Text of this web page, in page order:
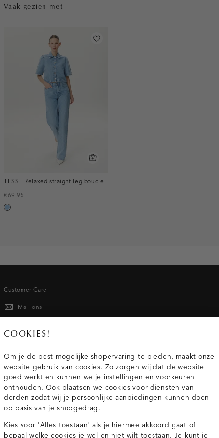
Vaak gezien met
TESS - Relaxed straight leg boucle
€69.95
blauw,
Customer Care
Mail ons
Service
Wij zijn Costes
Topcategorieën voor jou
COOKIES!
Om je de best mogelijke shopervaring te bieden, maakt onze
website gebruik van cookies. Zo zorgen wij dat de website
goed werkt en kunnen we je instellingen en voorkeuren
onthouden. Ook plaatsen we cookies voor diensten van
derden zodat wij je persoonlijke aanbiedingen kunnen doen
op basis van je shopgedrag.
Kies voor 'Alles toestaan' als je hiermee akkoord gaat of
bepaal welke cookies je wel en niet wilt toestaan. Je kunt je